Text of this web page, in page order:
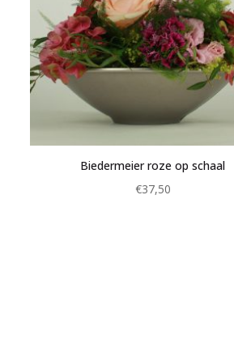
Biedermeier roze op schaal
€37,50